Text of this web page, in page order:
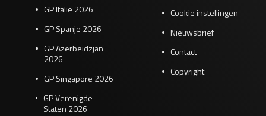
GP Italië 2026
GP Spanje 2026
GP Azerbeidzjan
2026
GP Singapore 2026
GP Verenigde
Staten 2026
Cookie instellingen
Nieuwsbrief
Contact
Copyright